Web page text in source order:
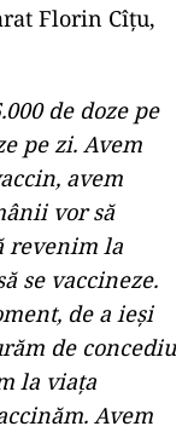
Florin Cîțu,
de doze pe
pe zi. Avem
avem
vor să
revenim la
se vaccineze.
de a ieși
de concediu
la viața
Avem